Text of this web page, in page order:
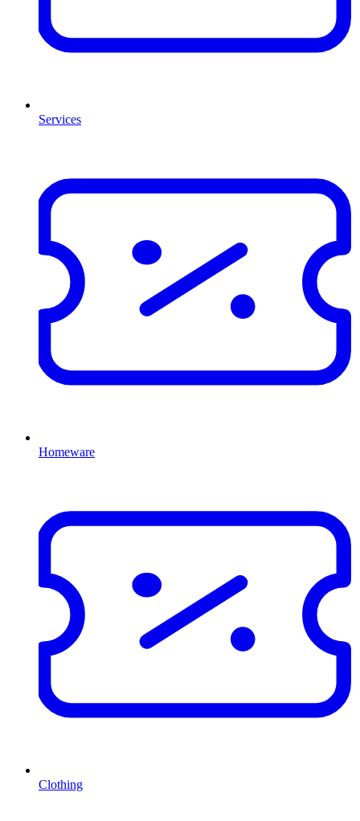
Services
Homeware
Clothing